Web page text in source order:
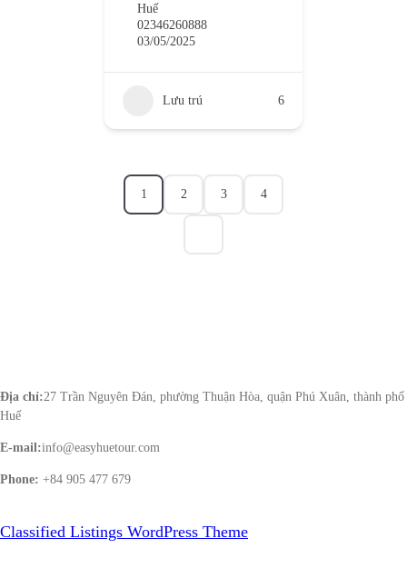
Huế
02346260888
03/05/2025
Lưu trú 6
1 2 3 4
Địa chỉ:27 Trần Nguyên Đán, phường Thuận Hòa, quận Phú Xuân, thành phố
Huế
E-mail:info@easyhuetour.com
Phone: +84 905 477 679
Classified Listings WordPress Theme